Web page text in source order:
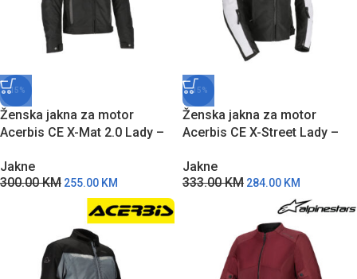
-15%
Ženska jakna za motor
Acerbis CE X-Mat 2.0 Lady –
Jakne
300.00KM 255.00 KM
-15%
Ženska jakna za motor
Acerbis CE X-Street Lady –
Jakne
333.00KM 284.00 KM